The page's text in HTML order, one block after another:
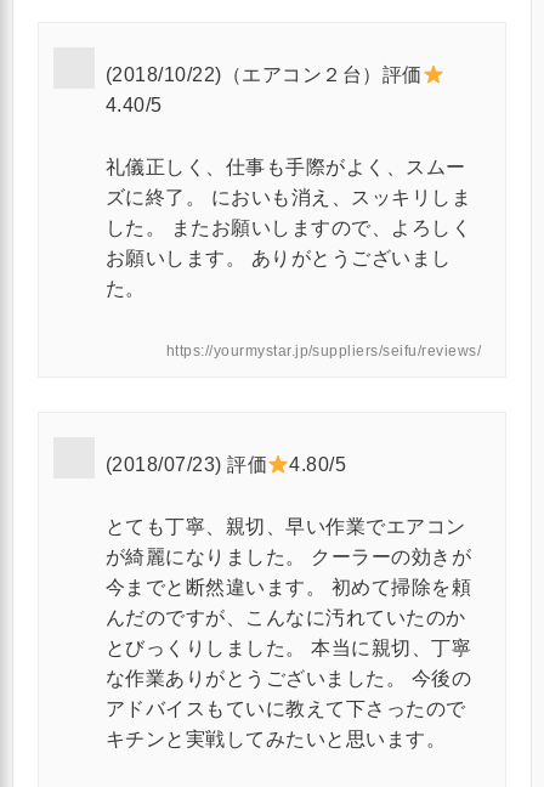
(2018/10/22)（エアコン２台）評価
4.40/5
礼儀正しく、仕事も手際がよく、スムー
ズに終了。 においも消え、スッキリしま
した。 またお願いしますので、よろしく
お願いします。 ありがとうございまし
た。
https://yourmystar.jp/suppliers/seifu/reviews/
(2018/07/23) 評価 4.80/5
とても丁寧、親切、早い作業でエアコン
が綺麗になりました。 クーラーの効きが
今までと断然違います。 初めて掃除を頼
んだのですが、こんなに汚れていたのか
とびっくりしました。 本当に親切、丁寧
な作業ありがとうございました。 今後の
アドバイスもていに教えて下さったので
キチンと実戦してみたいと思います。